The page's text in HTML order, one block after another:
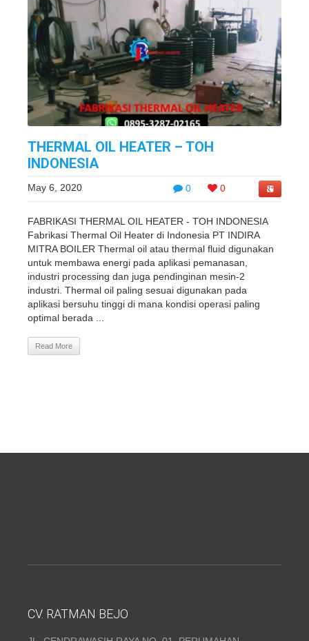
THERMAL OIL HEATER – TOH
INDONESIA
0 0
May 6, 2020
FABRIKASI THERMAL OIL HEATER - TOH INDONESIA
Fabrikasi Thermal Oil Heater di Indonesia PT INDIRA
MITRA BOILER Thermal oil atau thermal fluid digunakan
untuk membawa energi pada aplikasi pemanasan,
industri processing dan juga pendinginan mesin-2
industri. Thermal oil paling sesuai digunakan pada
aplikasi bersuhu tinggi di mana kondisi operasi paling
optimal berada ...
Read More
CV. RATMAN BEJO